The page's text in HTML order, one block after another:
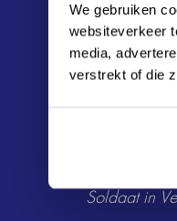
We gebruiken
websiteverkeer
media,
verstrekt of die
VORIGE
Ook dit
Soy is een
Soldaat in